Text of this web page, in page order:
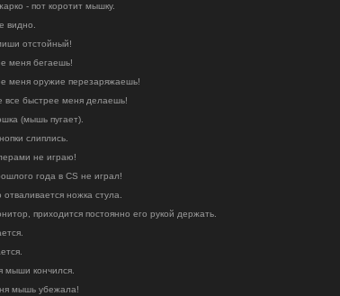
- пот коротит мышку.
видно.
отстойный!
меня бегаешь!
меня оружие перезаряжаешь!
все быстрее меня делаешь!
(мышь пугает).
слиплись.
не играю!
года в CS не играл!
ножка стула.
приходится постоянно его рукой держать.
мыши кончился.
мышь убежала!